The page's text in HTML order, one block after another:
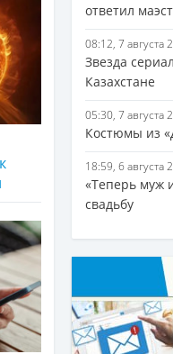
ответил
08:12, 7 августа
Звезда
Казахстане
05:30, 7 августа
Костюмы из
18:59, 6 августа
«Теперь муж
свадьбу